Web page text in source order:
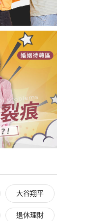
大谷翔平
退休理財